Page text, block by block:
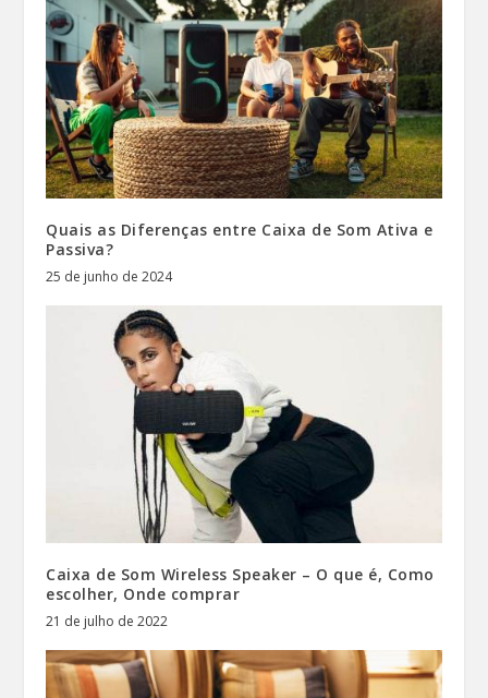
Quais as Diferenças entre Caixa de Som Ativa e
Passiva?
25 de junho de 2024
Caixa de Som Wireless Speaker – O que é, Como
escolher, Onde comprar
21 de julho de 2022